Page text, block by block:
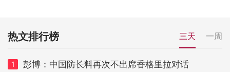
热文排行榜 三天 一周
1 彭博：中国防长料再次不出席香格里拉对话